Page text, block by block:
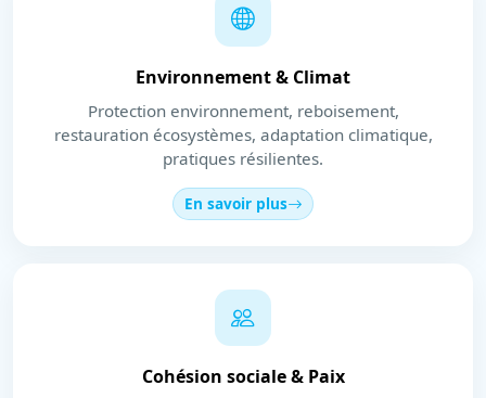
Environnement & Climat
Protection environnement, reboisement,
restauration écosystèmes, adaptation climatique,
pratiques résilientes.
En savoir plus
Cohésion sociale & Paix